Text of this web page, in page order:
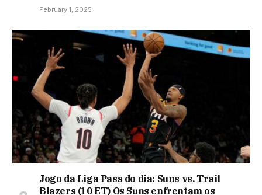
February 1, 2025
Jogo da Liga Pass do dia: Suns vs. Trail
Blazers (10 ET) Os Suns enfrentam os